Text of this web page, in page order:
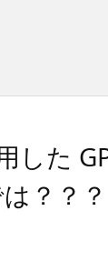
した
？？？